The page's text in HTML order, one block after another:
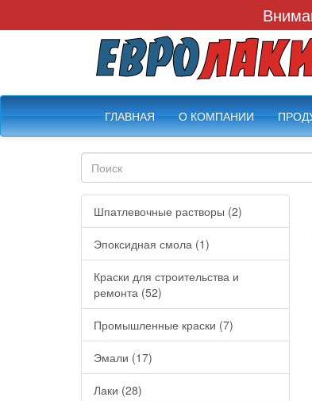
ГЛАВНАЯ О КОМПАНИИ
Шпатлевочные растворы (2)
Эпоксидная смола (1)
Краски для строительства и
ремонта (52)
Промышленные краски (7)
Эмали (17)
Лаки (28)